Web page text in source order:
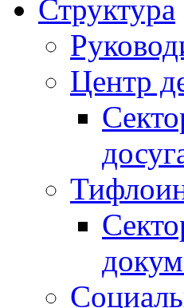
Структура
Центр